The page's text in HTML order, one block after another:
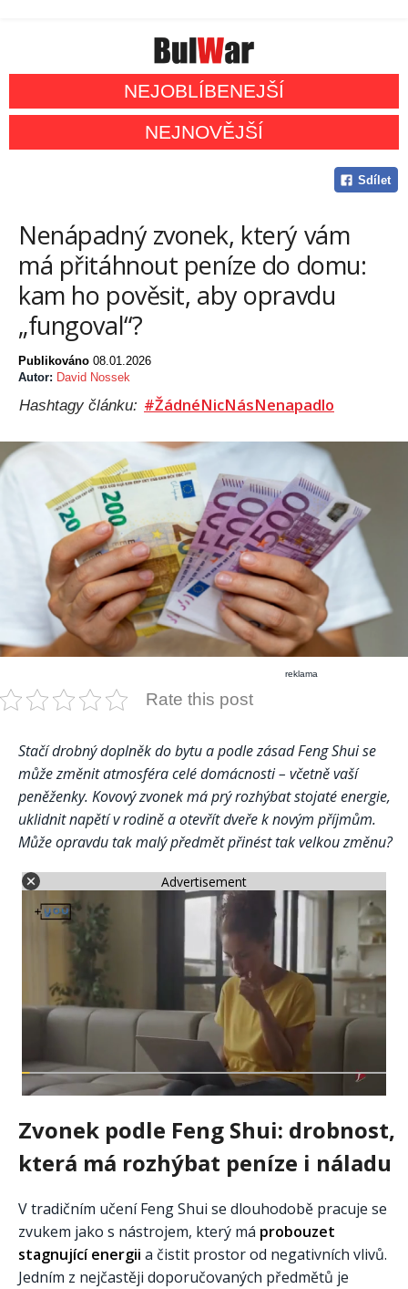
NEJOBLÍBENEJŠÍ
NEJNOVĚJŠÍ
Sdílet
Nenápadný zvonek, který vám
má přitáhnout peníze do domu:
kam ho pověsit, aby opravdu
„fungoval“?
Publikováno 08.01.2026
Autor: David Nossek
Hashtagy článku: #ŽádnéNicNásNenapadlo
reklama
Rate this post
Stačí drobný doplněk do bytu a podle zásad Feng Shui se
může změnit atmosféra celé domácnosti – včetně vaší
peněženky. Kovový zvonek má prý rozhýbat stojaté energie,
uklidnit napětí v rodině a otevřít dveře k novým příjmům.
Může opravdu tak malý předmět přinést tak velkou změnu?
Advertisement
Zvonek podle Feng Shui: drobnost,
která má rozhýbat peníze i náladu
V tradičním učení Feng Shui se dlouhodobě pracuje se
zvukem jako s nástrojem, který má probouzet
stagnující energii a čistit prostor od negativních vlivů.
Jedním z nejčastěji doporučovaných předmětů je